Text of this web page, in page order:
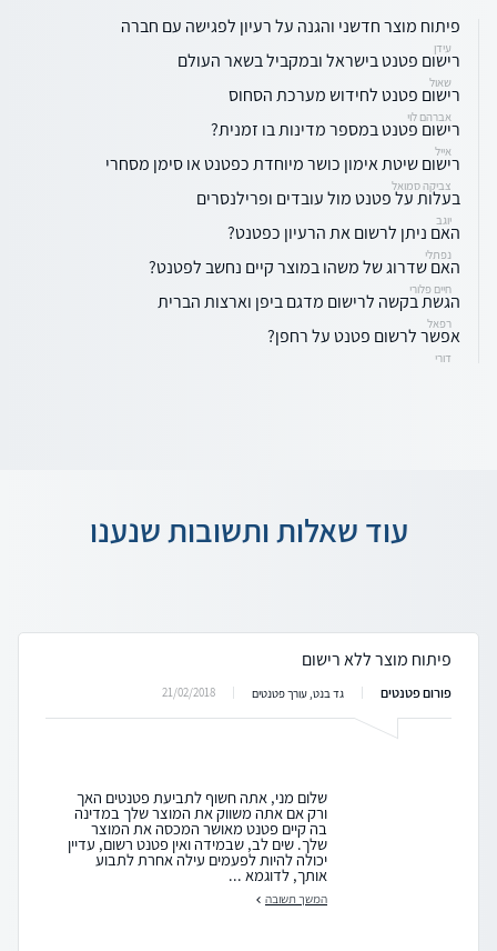
פיתוח מוצר חדשני והגנה על רעיון לפגישה עם חברה
עידן
רישום פטנט בישראל ובמקביל בשאר העולם
שאול
רישום פטנט לחידוש מערכת הסחוס
אברהם לוי
רישום פטנט במספר מדינות בו זמנית?
אייל
רישום שיטת אימון כושר מיוחדת כפטנט או סימן מסחרי
צביקה סמואל
בעלות על פטנט מול עובדים ופרילנסרים
יוגב
האם ניתן לרשום את הרעיון כפטנט?
נפתלי
האם שדרוג של משהו במוצר קיים נחשב לפטנט?
חיים פלורי
הגשת בקשה לרישום מדגם ביפן וארצות הברית
רפאל
אפשר לרשום פטנט על רחפן?
דורי
עוד שאלות ותשובות שנענו
פיתוח מוצר ללא רישום
פורום פטנטים גד בנט, עורך פטנטים 21/02/2018
שלום מני, אתה חשוף לתביעת פטנטים האך
ורק אם אתה משווק את המוצר שלך במדינה
בה קיים פטנט מאושר המכסה את המוצר
שלך. שים לב, שבמידה ואין פטנט רשום, עדיין
יכולה להיות לפעמים עילה אחרת לתבוע
אותך, לדוגמא ...
המשך תשובה